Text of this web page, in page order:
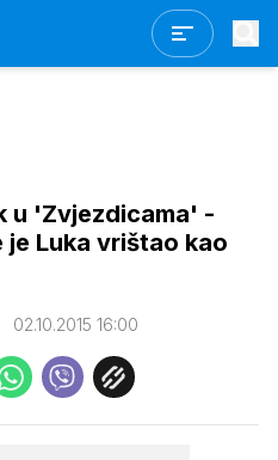
u 'Zvjezdicama' -
Luka vrištao kao
02.10.2015 16:00